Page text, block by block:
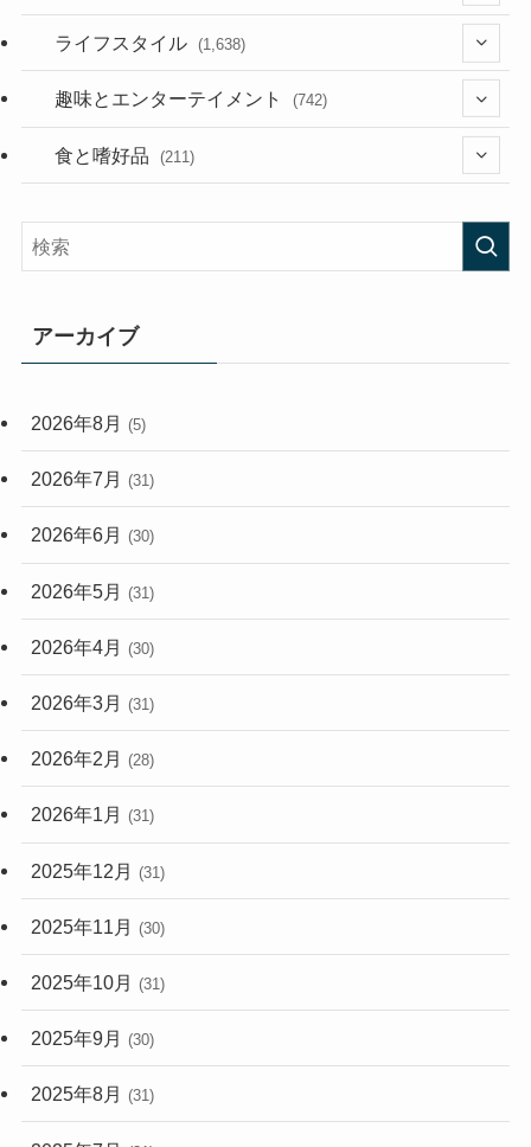
(187)
(118)
(181)
ライフスタイル (1,638)
(394)
(282)
(33)
(248)
趣味とエンターテイメント (742)
(56)
食と嗜好品 (211)
アーカイブ
2026年8月 (5)
2026年7月 (31)
2026年6月 (30)
2026年5月 (31)
2026年4月 (30)
2026年3月 (31)
2026年2月 (28)
2026年1月 (31)
2025年12月 (31)
2025年11月 (30)
2025年10月 (31)
2025年9月 (30)
2025年8月 (31)